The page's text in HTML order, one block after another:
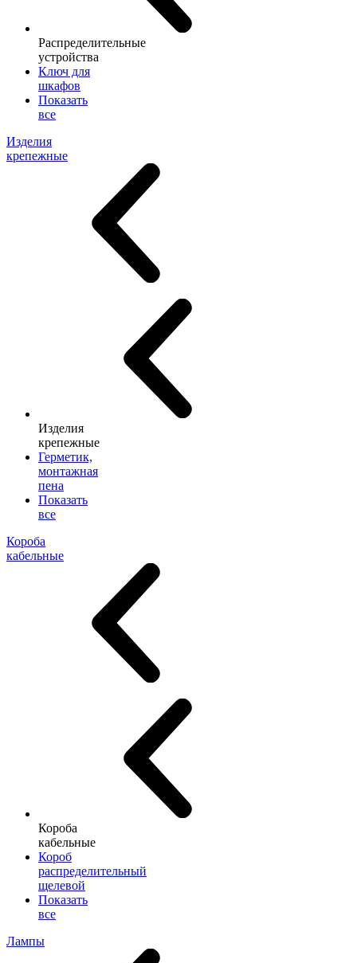
Распределительные
устройства
Ключ для
шкафов
Показать
все
Изделия
крепежные
Изделия
крепежные
Герметик,
монтажная
пена
Показать
все
Короба
кабельные
Короба
кабельные
Короб
распределительный
щелевой
Показать
все
Лампы